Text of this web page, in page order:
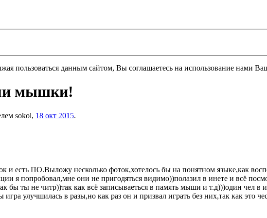
пользоваться данным сайтом, Вы соглашаетесь на использование нами
мышки!
sokol, 18 окт 2015.
есть ПО.Выложу несколько фоток,хотелось бы на понятном языке,как
я попробовал,мне они не пригодяться видимо))полазил в инете и всё
бы ты не читр))так как всё записываеться в память мыши и т.д)))один чел в
игра улучшилась в разы,но как раз он и призвал играть без них,так как это